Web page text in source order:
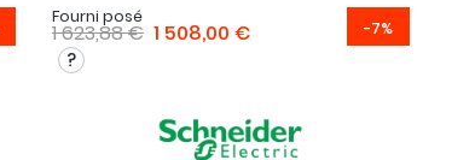
Fourni posé
1 623,88 € 1 508,00 € -7%